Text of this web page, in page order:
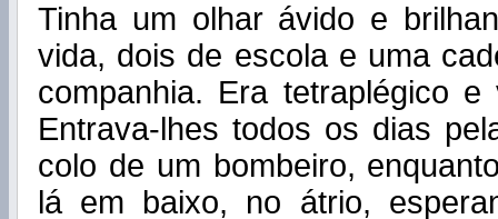
Tinha um olhar ávido e
vida, dois de escola e uma
companhia. Era tetraplégico
Entrava-lhes todos os dias
colo de um bombeiro,
lá em baixo, no átrio,